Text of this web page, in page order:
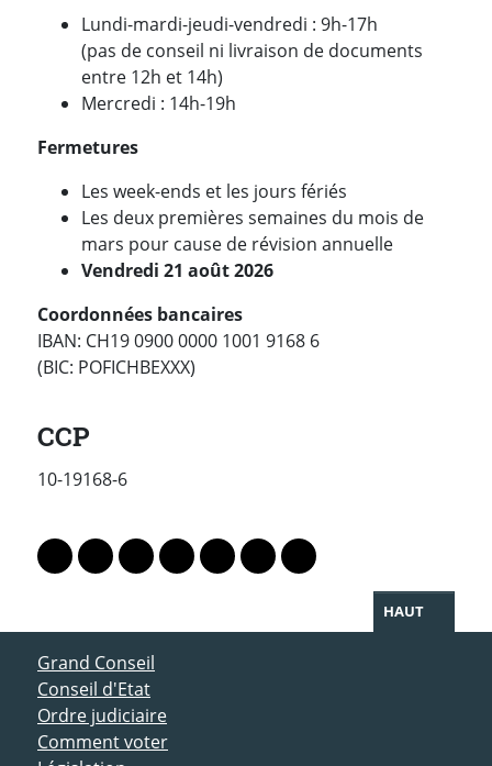
Lundi-mardi-jeudi-vendredi : 9h-17h
(pas de conseil ni livraison de documents
entre 12h et 14h)
Mercredi : 14h-19h
Fermetures
Les week-ends et les jours fériés
Les deux premières semaines du mois de
mars pour cause de révision annuelle
Vendredi 21 août 2026
Coordonnées bancaires
IBAN: CH19 0900 0000 1001 9168 6
(BIC: POFICHBEXXX)
CCP
10-19168-6
Lien vers le profil Mastodon
Lien vers le profil Bluesky
Lien vers le profil Instagram
Lien vers le profil Linkedin
Lien vers le profil Facebook
Lien vers le profil Twitter
Partager par WhatsApp
HAUT
ACCÈS DIRECT
Grand Conseil
Conseil d'Etat
Ordre judiciaire
Comment voter